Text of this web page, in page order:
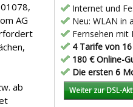
AG
ab
Internet und
Neu: WLAN in
Fernsehen mit
4 Tarife von
180 € Online-
Die ersten 6
Weiter zur DSL-